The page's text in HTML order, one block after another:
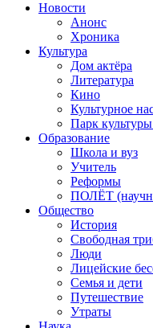
Новости
Анонс
Хроника
Культура
Дом актёра
Литература
Кино
Культурное
Парк
Образование
Школа и вуз
Учитель
Реформы
ПОЛЁТ
Общество
История
Свободная
Люди
Лицейские
Семья и дети
Путешествие
Утраты